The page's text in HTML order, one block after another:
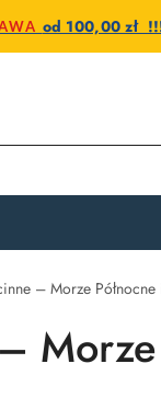
od 100,00 zł
– Morze Północne
Morze